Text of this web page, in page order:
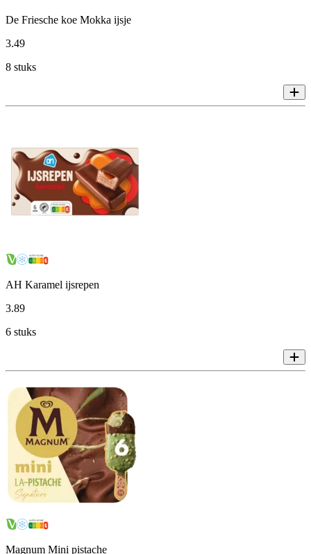
De Friesche koe Mokka ijsje
3.49
8 stuks
AH Karamel ijsrepen
3.89
6 stuks
Magnum Mini pistache